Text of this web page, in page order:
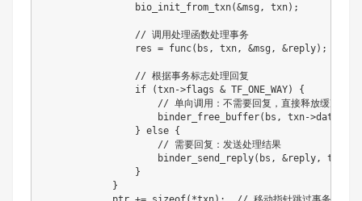
                bio_init_from_txn(&msg, txn);
                // 调用处理函数处理事务
                res = func(bs, txn, &msg, &reply);
                // 根据事务标志处理回复
                if (txn->flags & TF_ONE_WAY) {
                    // 单向调用：不需要回复，直接释放缓冲区
binder_free_buffer(bs, txn-
                } else {
                    // 需要回复：发送处理结果
binder_send_reply(bs, &reply, txn-
                }
            }